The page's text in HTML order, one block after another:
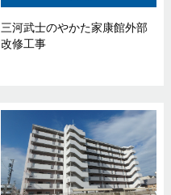
三河武士のやかた家康館外部
改修工事